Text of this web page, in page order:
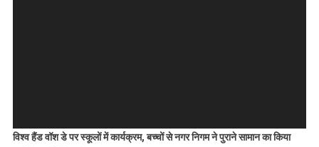
विश्व हैंड वॉश डे पर स्कूलों में कार्यक्रम, बच्चों से नगर निगम ने पुराने सामान का किया